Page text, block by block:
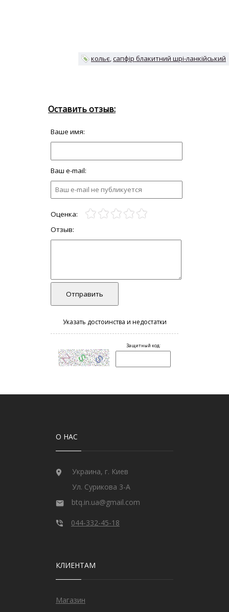
кольє сапфір блакитний шрі-ланкійський
О НАС
Украина, г. Киев
Ул. Сурикова 3-А
btq.in.ua@gmail.com
044-332-45-18
КЛИЕНТАМ
Магазин